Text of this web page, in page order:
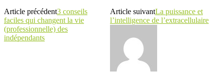
Article précédent3 conseils
faciles qui changent la vie
(professionnelle) des
indépendants
Article suivantLa puissance et
l’intelligence de l’extracellulaire